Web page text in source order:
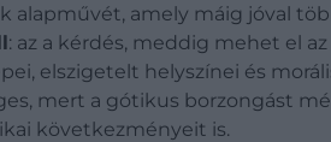
alapművét, amely máig jóval
: az a kérdés, meddig mehet el
elszigetelt helyszínei és
mert a gótikus borzongást
következményeit is.